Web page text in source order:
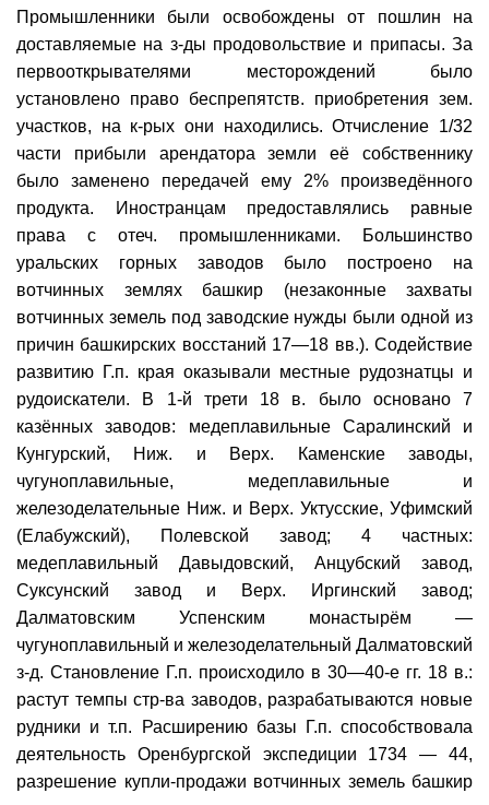
Промышленники были освобождены от пошлин на
доставляемые на з-ды продовольствие и припасы. За
первооткрывателями месторождений было
установлено право беспрепятств. приобретения зем.
участков, на к-рых они находились. Отчисление 1/32
части прибыли арендатора земли её собственнику
было заменено передачей ему 2% произведённого
продукта. Иностранцам предоставлялись равные
права с отеч. промышленниками. Большинство
уральских горных заводов было построено на
вотчинных землях башкир (незаконные захваты
вотчинных земель под заводские нужды были одной из
причин башкирских восстаний 17—18 вв.). Содействие
развитию Г.п. края оказывали местные рудознатцы и
рудоискатели. В 1-й трети 18 в. было основано 7
казённых заводов: медеплавильные Саралинский и
Кунгурский, Ниж. и Верх. Каменские заводы,
чугуноплавильные, медеплавильные и
железоделательные Ниж. и Верх. Уктусские, Уфимский
(Елабужский), Полевской завод; 4 частных:
медеплавильный Давыдовский, Анцубский завод,
Суксунский завод и Верх. Иргинский завод;
Далматовским Успенским монастырём —
чугуноплавильный и железоделательный Далматовский
з-д. Становление Г.п. происходило в 30—40-е гг. 18 в.:
растут темпы стр-ва заводов, разрабатываются новые
рудники и т.п. Расширению базы Г.п. способствовала
деятельность Оренбургской экспедиции 1734 — 44,
разрешение купли-продажи вотчинных земель башкир